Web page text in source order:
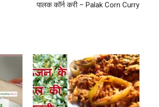
पालक कॉर्न करी – Palak Corn Curry